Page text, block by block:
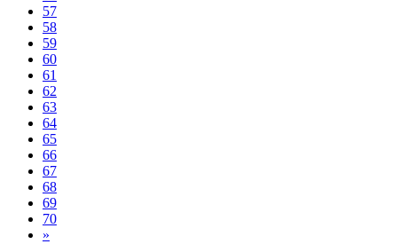
57
58
59
60
61
62
63
64
65
66
67
68
69
70
»